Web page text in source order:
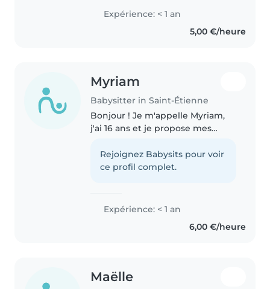
activités adaptées à leur âge.
Expérience: < 1 an
5,00 €/heure
Myriam
Babysitter in Saint-Étienne
Bonjour ! Je m'appelle Myriam,
j'ai 16 ans et je propose mes
Sérieuse et responsable, j'aime
passer du temps avec les enfants
Rejoignez Babysits pour voir
ce profil complet.
Expérience: < 1 an
6,00 €/heure
Maëlle